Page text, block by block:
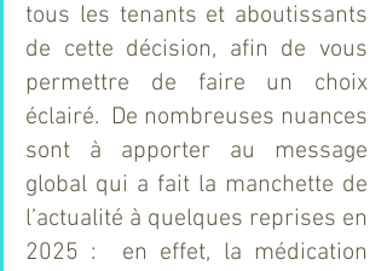
tous les tenants et aboutissants
de cette décision, afin de vous
permettre de faire un choix
éclairé.  De nombreuses nuances
sont à apporter au message
global qui a fait la manchette de
l’actualité à quelques reprises en
2025 :  en effet, la médication